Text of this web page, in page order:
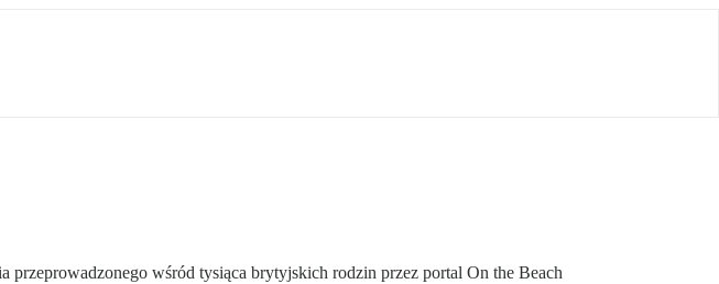
wśród tysiąca brytyjskich rodzin przez portal On the Beach